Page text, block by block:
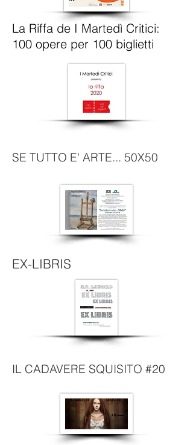
La Riffa de I Martedì Critici:
100 opere per 100 biglietti
SE TUTTO E' ARTE... 50X50
EX-LIBRIS
IL CADAVERE SQUISITO #20